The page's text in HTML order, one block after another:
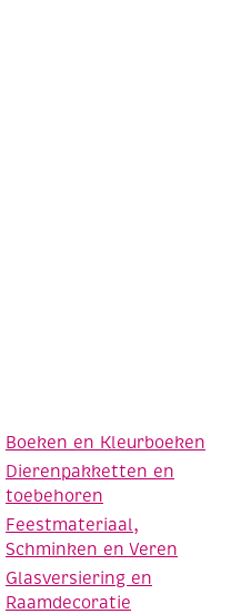
Boeken en Kleurboeken
Dierenpakketten en
toebehoren
Feestmateriaal,
Schminken en Veren
Glasversiering en
Raamdecoratie